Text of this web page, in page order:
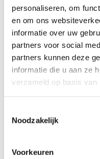
personaliseren, om
en om ons
informatie over uw
partners voor social
partners kunnen deze
informatie die u aan ze
verzameld op basis van
Noodzakelijk
Voorkeuren
Bozu Iced Tea 4.5% Green